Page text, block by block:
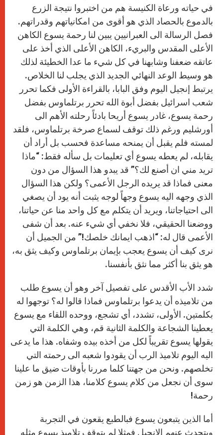
في حياته ورعاة الكنيسة هم من اختبروا نتيجة الزرع
بالدموع بالحصاد الذي هو أقوى من امكانياتهم وقدراتهم.
فصل الرسالة الى العبرانيين يبين لنا رحمة يسوع الكاهن
الأعلى المقدس والبريء، الكاهن الأعلى الذي أخذ على
عاتقه ضعفنا وشابهنا في كل شيء ما عدا الخطيئة لذلك
هو وسيط الوعد النهائي الجديد الذي يجلب لنا الخلاص.
يرتبط إنجيل اليوم وفق البابا، بالقراءة الأولى فكما تحرر
شعب اسرائيل بفضل أبوة الله تحرر برتلماوس بفضل
رحمة يسوع، غادر يسوع أريحا بادئاً رحلته الأهم الى
أورشليم ورغم ذلك توقف لسماع صرخة برتلماوس، فلقد
لمسته فلم يقبل أن يمنحه مساعدة فحسب بل أراد أن
يقابله، لم يعطه يسوع أي تعليمات بل سأله فقط: “ماذا
تريد مني ان أصنع لك؟” قد يبدو هذا السؤال من دون
معنى فماذا قد يريده الرجل الأعمى؟ ولكن هذا السؤال
الذي وجهه اليه يسوع وجهاً لوجه يثبت أنه يود أن يصغي
الى احتياجاتنا، ويريد أن يتكلم مع كل واحد منا عن حياتنا،
ووضعنا الحقيقي، فلا نخفي أي شيء عنه. بعد أن شفى
الأعمى قال له: “اذهب ايمانك خلصك!” من الجميل أن
نرى كيف أن يسوع يعجب بإيمان برتلماوس وكيف يثق به،
هو يثق بنا أكثر مما نثق بأنفسنا.
شدد الأب الأقدس على تفصيل آخر وهو أن يسوع طلب
من تلاميذه أن يدعوا برتلماوس فماذا قالوا له؟ توجهوا له
بكلمتين. الأولى، تشدد، أي تشجع، ووحده اللقاء مع يسوع
يعطينا الشجاعة والكلمة الثانية قم، وهي الكلمة التي
يقولها يسوع تقريباً لكل من أخذه بيده وشفاه. هذا ما يدعى
اليه اليوم تلاميذ الرب أن يقودوا شعبه الى رحمته التي
تخلصهم. ونحن من جهتنا كلما مررنا بأوقات ضيق ما علينا
سوى أن نجعل من كلام يسوع كلامنا، هذا الزمن هو زمن
رحمة!
أما الذين يتبعون يسوع فبالطبع يقعون في التجربة
ويتحدث عنهم الإنجيل فمثلا لم يتوقف تلاميذ يسوع مثله